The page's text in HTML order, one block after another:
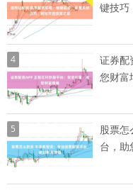
键技巧
4
证券配
您财富
5
股票怎
台，助